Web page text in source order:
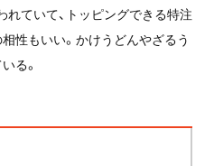
ていて、トッピングできる特注
性もいい。かけうどんやざるう
る。